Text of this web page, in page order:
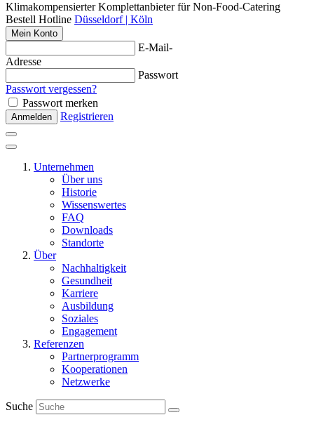
Klimakompensierter Komplettanbieter für Non-Food-Catering
Bestell Hotline Düsseldorf | Köln
Mein Konto
E-Mail-
Adresse
Passwort
Passwort vergessen?
Passwort merken
Anmelden Registrieren
Unternehmen
Über uns
Historie
Wissenswertes
FAQ
Downloads
Standorte
Über
Nachhaltigkeit
Gesundheit
Karriere
Ausbildung
Soziales
Engagement
Referenzen
Partnerprogramm
Kooperationen
Netzwerke
Suche